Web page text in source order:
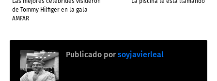
de Tommy Hilfiger en la gala
AMFAR
Publicado por soyjavierleal